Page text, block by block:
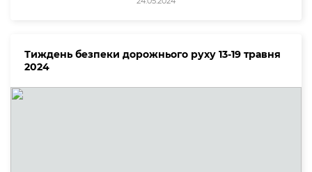
Тиждень безпеки дорожнього руху 13-19 травня
2024